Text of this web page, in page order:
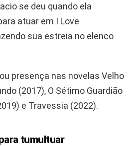
se deu quando ela
atuar em I Love
sua estreia no elenco
presença nas novelas Velho
(2017), O Sétimo Guardião
e Travessia (2022).
tumultuar